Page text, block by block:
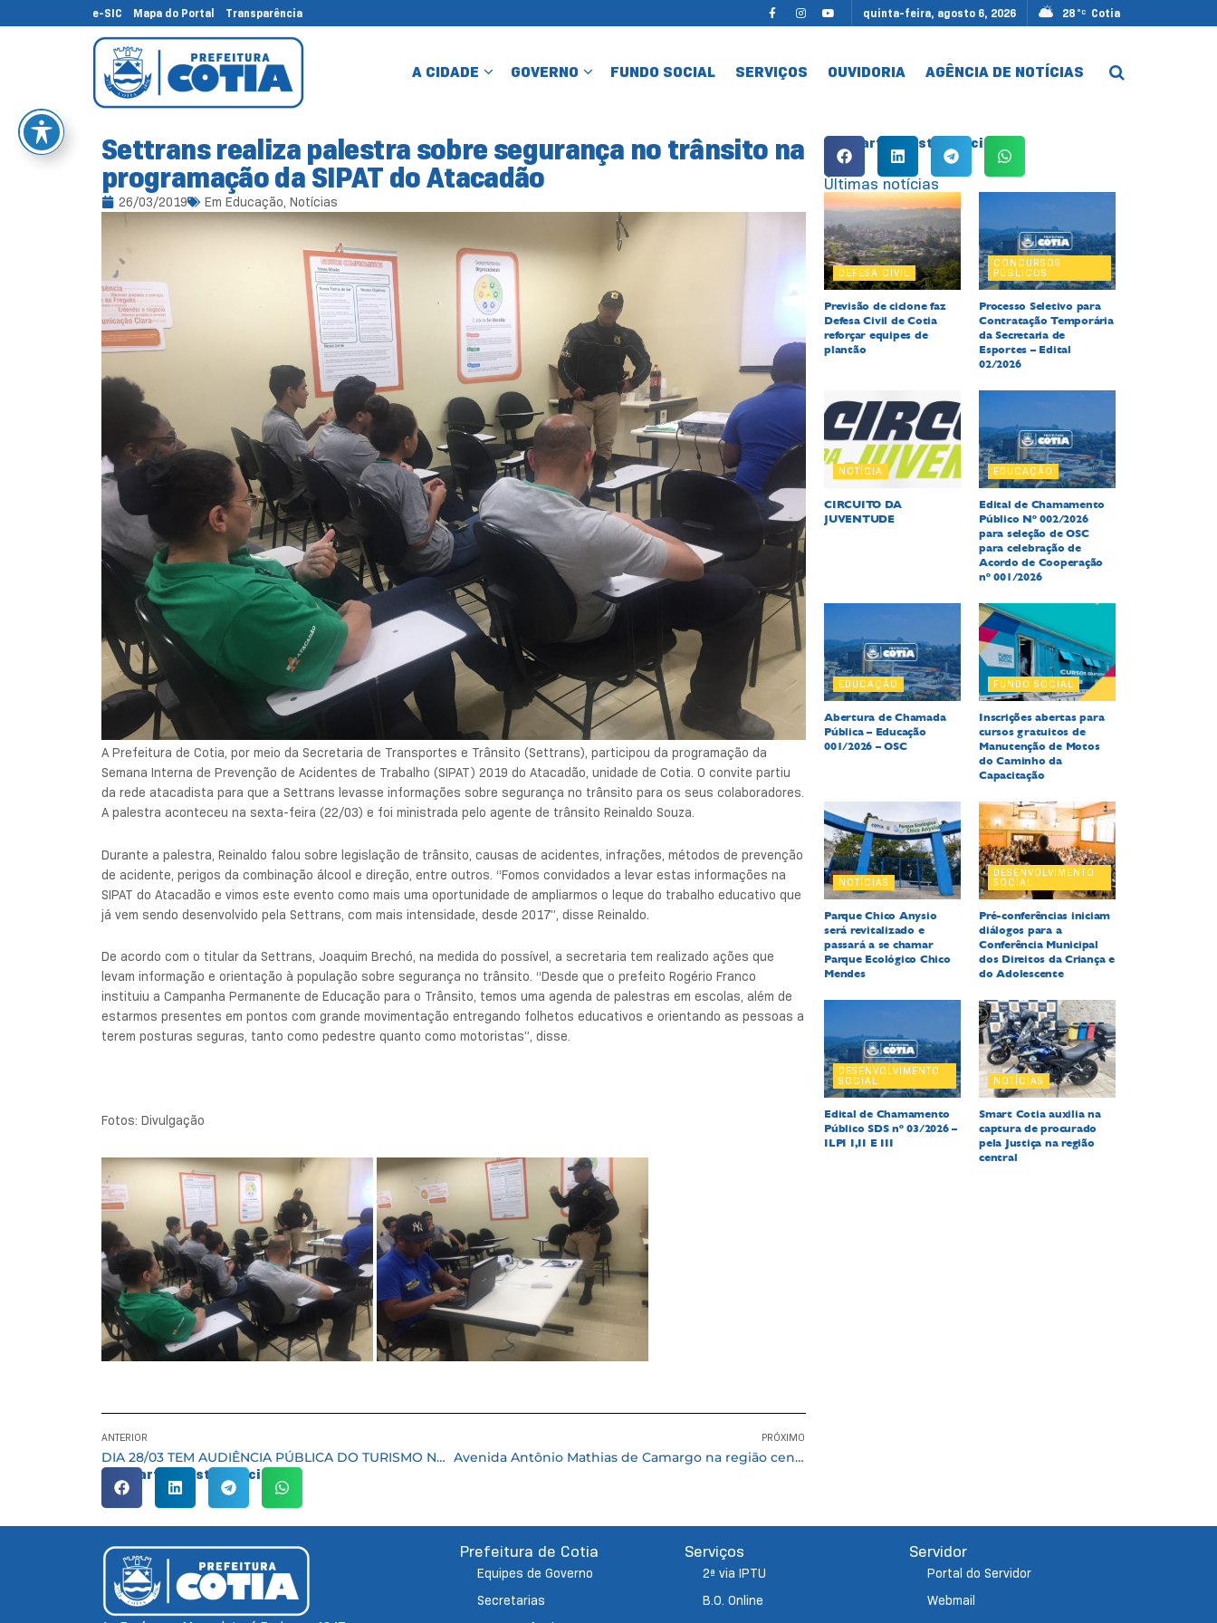
e-SIC Mapa do Portal Transparência quinta-feira, agosto 6, 2026 28 °C Cotia
A CIDADE GOVERNO FUNDO SOCIAL SERVIÇOS OUVIDORIA AGÊNCIA DE NOTÍCIAS
Settrans realiza palestra sobre segurança no trânsito na
programação da SIPAT do Atacadão
26/03/2019 Em Educação, Notícias
A Prefeitura de Cotia, por meio da Secretaria de Transportes e Trânsito (Settrans), participou da programação da
Semana Interna de Prevenção de Acidentes de Trabalho (SIPAT) 2019 do Atacadão, unidade de Cotia. O convite partiu
da rede atacadista para que a Settrans levasse informações sobre segurança no trânsito para os seus colaboradores.
A palestra aconteceu na sexta-feira (22/03) e foi ministrada pelo agente de trânsito Reinaldo Souza.
Durante a palestra, Reinaldo falou sobre legislação de trânsito, causas de acidentes, infrações, métodos de prevenção
de acidente, perigos da combinação álcool e direção, entre outros. “Fomos convidados a levar estas informações na
SIPAT do Atacadão e vimos este evento como mais uma oportunidade de ampliarmos o leque do trabalho educativo que
já vem sendo desenvolvido pela Settrans, com mais intensidade, desde 2017”, disse Reinaldo.
De acordo com o titular da Settrans, Joaquim Brechó, na medida do possível, a secretaria tem realizado ações que
levam informação e orientação à população sobre segurança no trânsito. “Desde que o prefeito Rogério Franco
instituiu a Campanha Permanente de Educação para o Trânsito, temos uma agenda de palestras em escolas, além de
estarmos presentes em pontos com grande movimentação entregando folhetos educativos e orientando as pessoas a
terem posturas seguras, tanto como pedestre quanto como motoristas”, disse.
Fotos: Divulgação
ANTERIOR
DIA 28/03 TEM AUDIÊNCIA PÚBLICA DO TURISMO NA CÂMARA
PRÓXIMO
Avenida Antônio Mathias de Camargo na região central ganha novo semáforo
Compartilhe esta notícia:
Compartilhe esta notícia:
Últimas notícias
DEFESA CIVIL
Previsão de ciclone faz
Defesa Civil de Cotia
reforçar equipes de
plantão
CONCURSOS
PÚBLICOS
Processo Seletivo para
Contratação Temporária
da Secretaria de
Esportes – Edital
02/2026
NOTÍCIA
CIRCUITO DA
JUVENTUDE
EDUCAÇÃO
Edital de Chamamento
Público Nº 002/2026
para seleção de OSC
para celebração de
Acordo de Cooperação
nº 001/2026
EDUCAÇÃO
Abertura de Chamada
Pública – Educação
001/2026 – OSC
FUNDO SOCIAL
Inscrições abertas para
cursos gratuitos de
Manutenção de Motos
do Caminho da
Capacitação
NOTÍCIAS
Parque Chico Anysio
será revitalizado e
passará a se chamar
Parque Ecológico Chico
Mendes
DESENVOLVIMENTO
SOCIAL
Pré-conferências iniciam
diálogos para a
Conferência Municipal
dos Direitos da Criança e
do Adolescente
DESENVOLVIMENTO
SOCIAL
Edital de Chamamento
Público SDS nº 03/2026 –
ILPI I,II E III
NOTÍCIAS
Smart Cotia auxilia na
captura de procurado
pela Justiça na região
central
Prefeitura de Cotia
Equipes de Governo
Secretarias
Serviços
2ª via IPTU
B.O. Online
Servidor
Portal do Servidor
Webmail